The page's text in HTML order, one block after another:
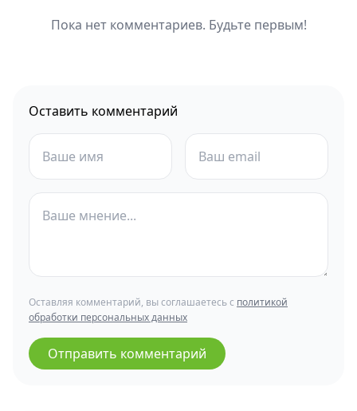
Пока нет комментариев. Будьте первым!
Оставить комментарий
Оставляя комментарий, вы соглашаетесь с политикой
обработки персональных данных
Отправить комментарий